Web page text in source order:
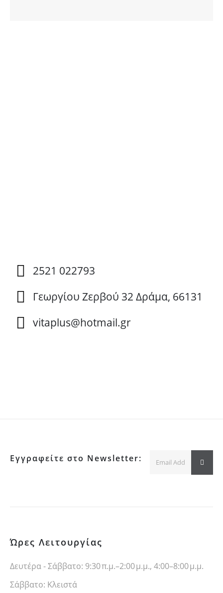
2521 022793
Γεωργίου Ζερβού 32 Δράμα, 66131
vitaplus@hotmail.gr
Εγγραφείτε στο Newsletter:
Ώρες Λειτουργίας
Δευτέρα - Σάββατο: 9:30 π.μ.–2:00 μ.μ., 4:00–8:00 μ.μ.
Σάββατο: Κλειστά